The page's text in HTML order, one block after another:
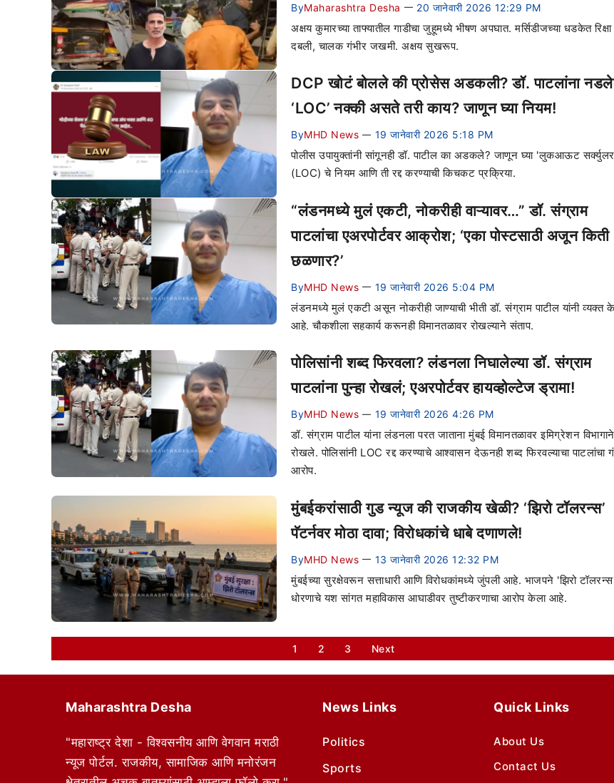
ByMaharashtra Desha — 20 जानेवारी 2026 12:29 PM
अक्षय कुमारच्या ताफ्यातील गाडीचा जुहूमध्ये भीषण अपघात. मर्सिडीजच्या धडकेत रिक्षा
दबली, चालक गंभीर जखमी. अक्षय सुखरूप.
DCP खोटं बोलले की प्रोसेस अडकली? डॉ. पाटलांना
‘LOC’ नक्की असते तरी काय? जाणून घ्या नियम!
ByMHD News — 19 जानेवारी 2026 5:18 PM
पोलीस उपायुक्तांनी सांगूनही डॉ. पाटील का अडकले? जाणून घ्या 'लुकआऊट
(LOC) चे नियम आणि ती रद्द करण्याची किचकट प्रक्रिया.
“लंडनमध्ये मुलं एकटी, नोकरीही वाऱ्यावर…” डॉ. संग्राम
पाटलांचा एअरपोर्टवर आक्रोश; ‘एका पोस्टसाठी अजून किती
छळणार?’
ByMHD News — 19 जानेवारी 2026 5:04 PM
लंडनमध्ये मुलं एकटी असून नोकरीही जाण्याची भीती डॉ. संग्राम पाटील यांनी व्यक्त
आहे. चौकशीला सहकार्य करूनही विमानतळावर रोखल्याने संताप.
पोलिसांनी शब्द फिरवला? लंडनला निघालेल्या डॉ. संग्राम
पाटलांना पुन्हा रोखलं; एअरपोर्टवर हायव्होल्टेज ड्रामा!
ByMHD News — 19 जानेवारी 2026 4:26 PM
डॉ. संग्राम पाटील यांना लंडनला परत जाताना मुंबई विमानतळावर इमिग्रेशन विभागाने
रोखले. पोलिसांनी LOC रद्द करण्याचे आश्वासन देऊनही शब्द फिरवल्याचा पाटलांचा
आरोप.
मुंबईकरांसाठी गुड न्यूज की राजकीय खेळी? ‘झिरो टॉलरन्स’
पॅटर्नवर मोठा दावा; विरोधकांचे धाबे दणाणले!
ByMHD News — 13 जानेवारी 2026 12:32 PM
मुंबईच्या सुरक्षेवरून सत्ताधारी आणि विरोधकांमध्ये जुंपली आहे. भाजपने 'झिरो
धोरणाचे यश सांगत महाविकास आघाडीवर तुष्टीकरणाचा आरोप केला आहे.
1 2 3 Next
Maharashtra Desha
"महाराष्ट्र देशा - विश्वसनीय आणि वेगवान मराठी
न्यूज पोर्टल. राजकीय, सामाजिक आणि मनोरंजन
News Links
Politics
Sports
Quick Links
About Us
Contact Us